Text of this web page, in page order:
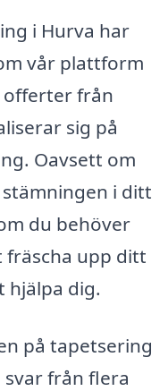
i Hurva har
vår plattform
offerter från
sig på
Oavsett om
i ditt
du behöver
upp ditt
hjälpa dig.
på tapetsering
från flera